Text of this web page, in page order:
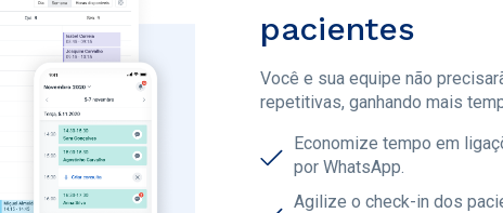
pacientes
Você e sua equipe não
repetitivas, ganhando mais
Economize tempo em
por WhatsApp.
Agilize o check-in dos